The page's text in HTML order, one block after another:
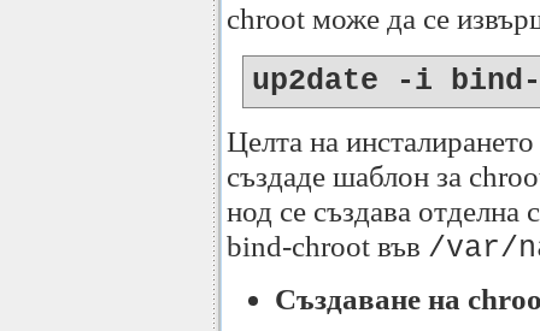
chroot може да се
up2date -i
Целта на
създаде шаблон за
нод се създава отделна
bind-chroot във /var/
Създаване на